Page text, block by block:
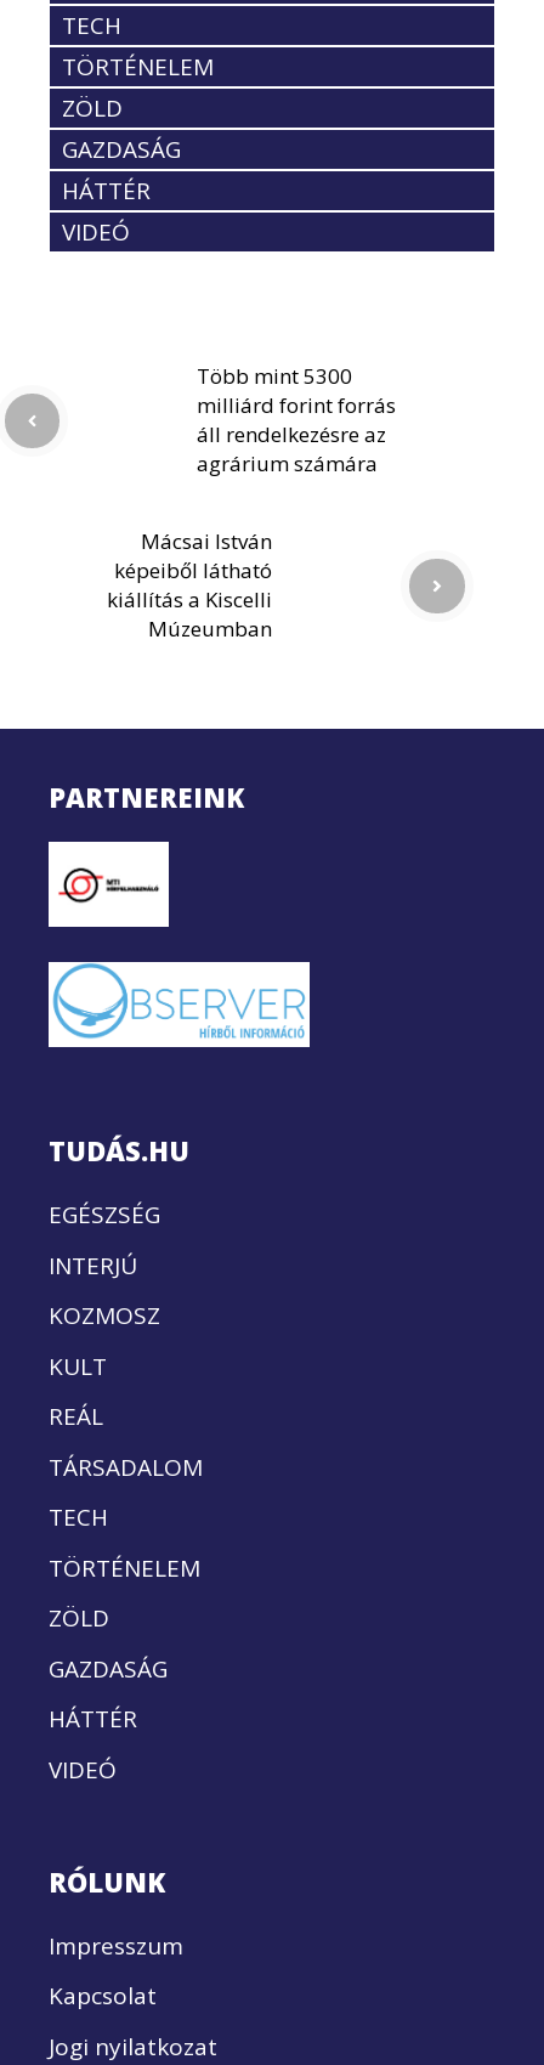
TECH
TÖRTÉNELEM
ZÖLD
GAZDASÁG
HÁTTÉR
VIDEÓ
Több mint 5300
milliárd forint forrás
áll rendelkezésre az
agrárium számára
Mácsai István
képeiből látható
kiállítás a Kiscelli
Múzeumban
PARTNEREINK
TUDÁS.HU
EGÉSZSÉG
INTERJÚ
KOZMOSZ
KULT
REÁL
TÁRSADALOM
TECH
TÖRTÉNELEM
ZÖLD
GAZDASÁG
HÁTTÉR
VIDEÓ
RÓLUNK
Impresszum
Kapcsolat
Jogi nyilatkozat